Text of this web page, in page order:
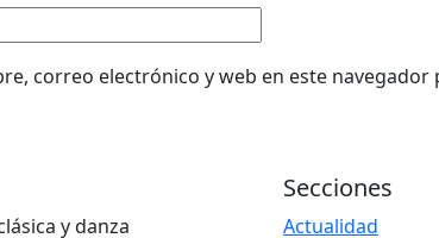
correo electrónico y web en este navegador
y danza
Secciones
Actualidad